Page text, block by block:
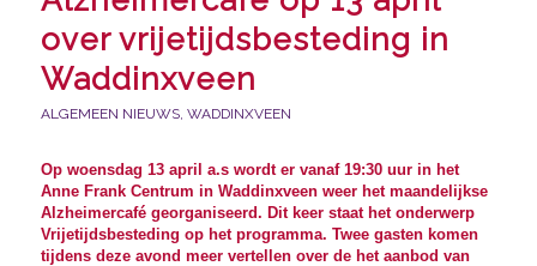
over vrijetijdsbesteding in
Waddinxveen
ALGEMEEN NIEUWS, WADDINXVEEN
Op woensdag 13 april a.s wordt er vanaf 19:30 uur in het
Anne Frank Centrum in Waddinxveen weer het maandelijkse
Alzheimercafé georganiseerd. Dit keer staat het onderwerp
Vrijetijdsbesteding op het programma. Twee gasten komen
tijdens deze avond meer vertellen over de het aanbod van